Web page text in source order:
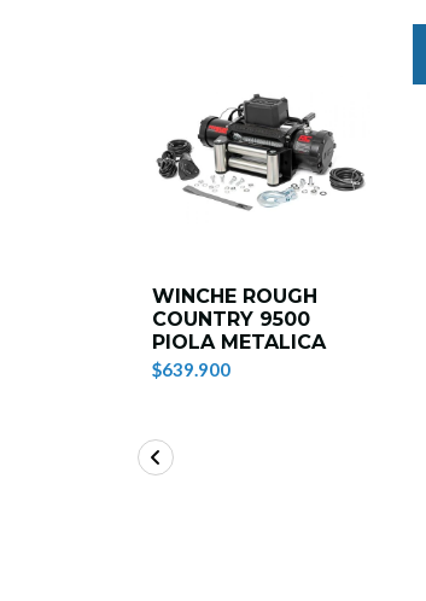
WINCHE ROUGH
COUNTRY 9500
PIOLA METALICA
$639.900